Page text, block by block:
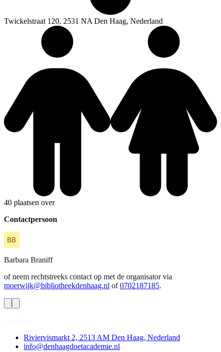
Twickelstraat 120, 2531 NA Den Haag, Nederland
40 plaatsen over
Contactpersoon
Barbara Braniff
of neem rechtstreeks contact op met de organisator via
moerwijk@bibliotheekdenhaag.nl of 0702187185.
Riviervismarkt 2, 2513 AM Den Haag, Nederland
info@denhaagdoetacademie.nl